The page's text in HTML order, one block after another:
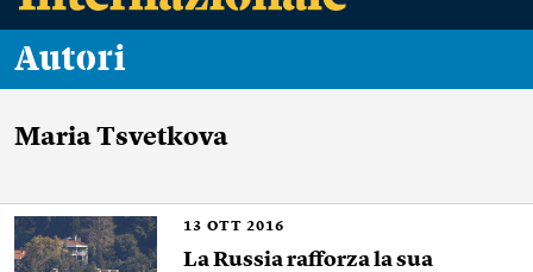
Autori
Maria Tsvetkova
13 OTT 2016
La Russia rafforza la sua